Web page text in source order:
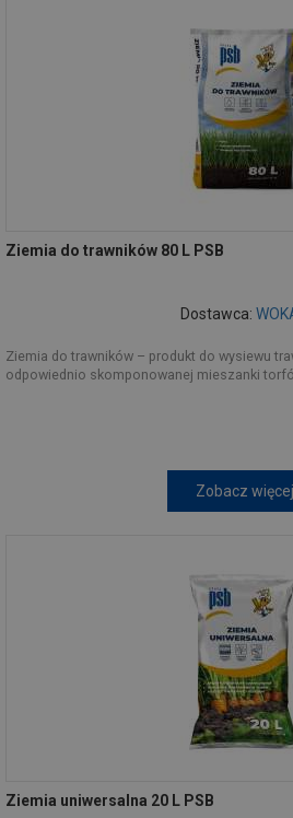
Ziemia do trawników 80 L PSB
Dostawca:
Ziemia do trawników – produkt do wysiewu
odpowiednio skomponowanej mieszanki
Zobacz więcej
Ziemia uniwersalna 20 L PSB